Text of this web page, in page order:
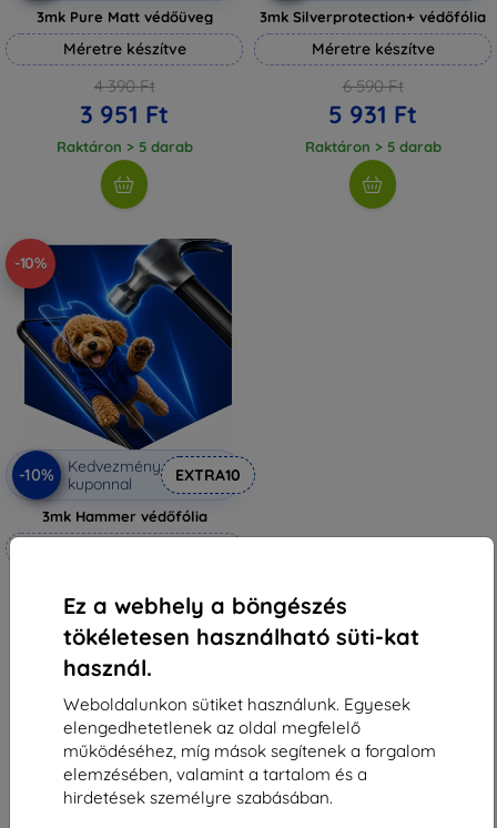
Ez a webhely a böngészés
tökéletesen használható süti-kat
használ.
Weboldalunkon sütiket használunk. Egyesek
elengedhetetlenek az oldal megfelelő
működéséhez, míg mások segítenek a forgalom
elemzésében, valamint a tartalom és a
hirdetések személyre szabásában.
3mk Pure Matt védőüveg
Méretre készítve
4 390 Ft
3 951 Ft
Raktáron > 5 darab
3mk Silverprotection+ védőfólia
Méretre készítve
6 590 Ft
5 931 Ft
Raktáron > 5 darab
-10%
-10%
Kedvezmény
kuponnal
EXTRA10
3mk Hammer védőfólia
6 291 Ft
Raktáron 4 darab
Összes találat5